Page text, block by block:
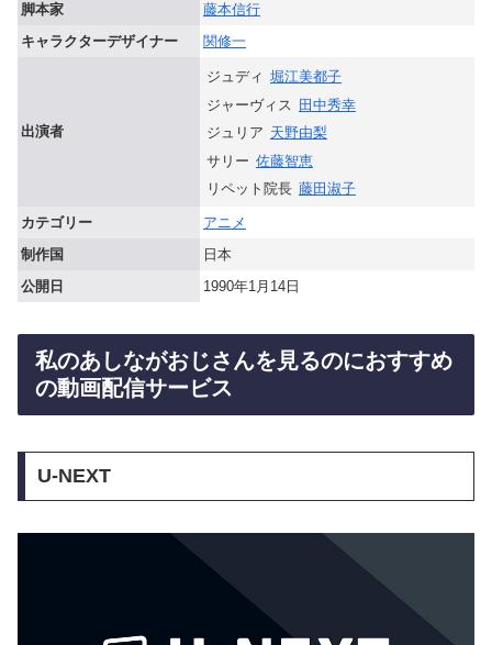
脚本家
藤本信行
キャラクターデザイナー
関修一
出演者
ジュディ 堀江美都子
ジャーヴィス 田中秀幸
ジュリア 天野由梨
サリー 佐藤智恵
リペット院長 藤田淑子
カテゴリー
アニメ
制作国
日本
公開日
1990年1月14日
私のあしながおじさんを見るのにおすすめ
の動画配信サービス
U-NEXT